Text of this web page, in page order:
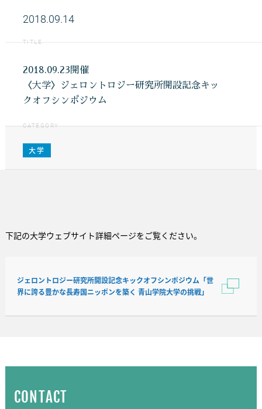
2018.09.14
TITLE
2018.09.23開催
〈大学〉ジェロントロジー研究所開設記念キッ
クオフシンポジウム
CATEGORY
大学
下記の大学ウェブサイト詳細ページをご覧ください。
ジェロントロジー研究所開設記念キックオフシンポジウム「世
界に誇る豊かな長寿国ニッポンを築く 青山学院大学の挑戦」
CONTACT